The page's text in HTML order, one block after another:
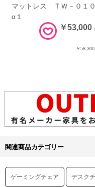
マットレス ＴＷ－０１０
α１
￥53,000
￥58,300
関連商品カテゴリー
ゲーミングチェア デスク